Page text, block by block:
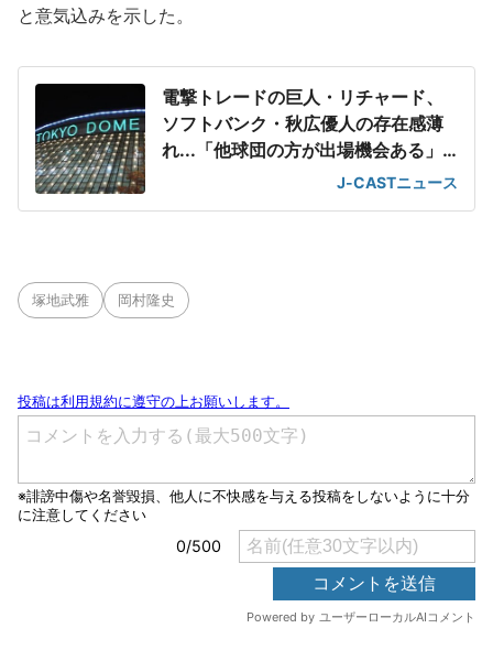
と意気込みを示した。
電撃トレードの巨人・リチャード、
ソフトバンク・秋広優人の存在感薄
れ...「他球団の方が出場機会ある」
J-CASTニュース
塚地武雅 岡村隆史